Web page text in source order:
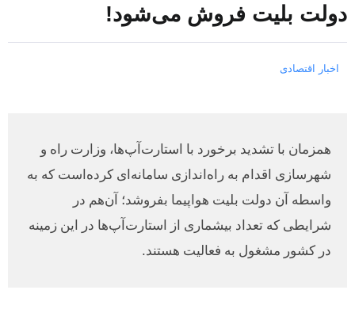
دولت بلیت فروش می‌شود!
اخبار اقتصادی
همزمان با تشدید برخورد با استارت‌آپ‌ها، وزارت راه و
شهرسازی اقدام به راه‌اندازی سامانه‌ای کرده‌است که به
واسطه آن دولت بلیت هواپیما بفروشد؛ آن‌هم در
شرایطی که تعداد بیشماری از استارت‌آپ‌ها در این زمینه
در کشور مشغول به فعالیت هستند.